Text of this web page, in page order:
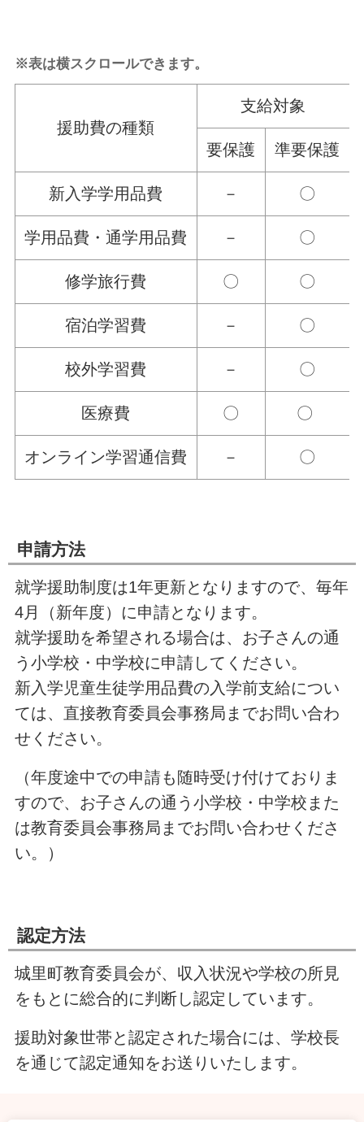
※表は横スクロールできます。
援助費の種類
支給対象
要保護 準要保護
新入学学用品費 － 〇
学用品費・通学用品費 － 〇
修学旅行費 〇 〇
宿泊学習費 － 〇
校外学習費 － 〇
医療費 〇 〇
オンライン学習通信費 － 〇
申請方法
就学援助制度は1年更新となりますので、毎年
4月（新年度）に申請となります。
就学援助を希望される場合は、お子さんの通
う小学校・中学校に申請してください。
新入学児童生徒学用品費の入学前支給につい
ては、直接教育委員会事務局までお問い合わ
せください。
（年度途中での申請も随時受け付けておりま
すので、お子さんの通う小学校・中学校また
は教育委員会事務局までお問い合わせくださ
い。）
認定方法
城里町教育委員会が、収入状況や学校の所見
をもとに総合的に判断し認定しています。
援助対象世帯と認定された場合には、学校長
を通じて認定通知をお送りいたします。